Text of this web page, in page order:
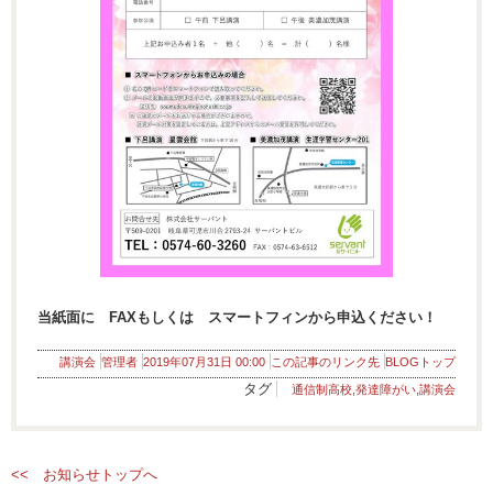
当紙面に FAXもしくは スマートフィンから申込ください！
講演会 管理者 2019年07月31日 00:00 この記事のリンク先 BLOGトップ
タグ 通信制高校,発達障がい,講演会
<< お知らせトップへ